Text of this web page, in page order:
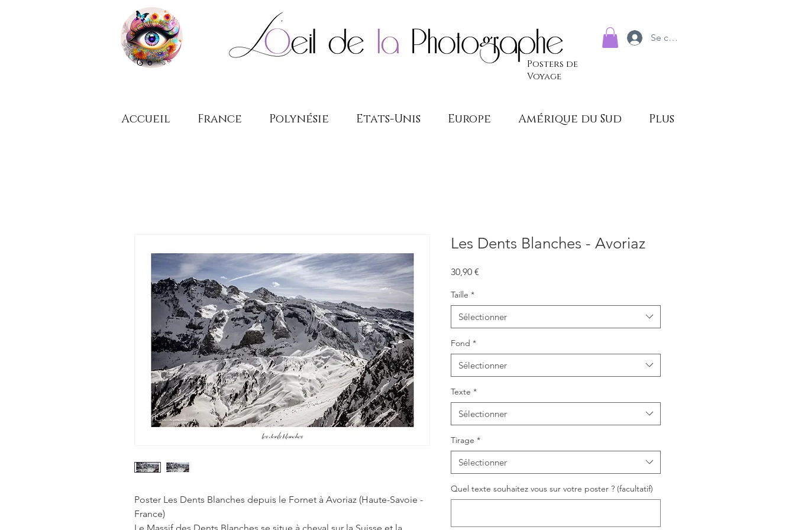
Posters de
Voyage
Se connecter
Accueil France Polynésie Etats-Unis Europe Amérique du Sud Plus
Poster Les Dents Blanches depuis le Fornet à Avoriaz (Haute-Savoie -
France)
Le Massif des Dents Blanches se situe à cheval sur la Suisse et la
Les Dents Blanches - Avoriaz
30,90 €
Taille *
Sélectionner
Fond *
Sélectionner
Texte *
Sélectionner
Tirage *
Sélectionner
Quel texte souhaitez vous sur votre poster ? (facultatif)